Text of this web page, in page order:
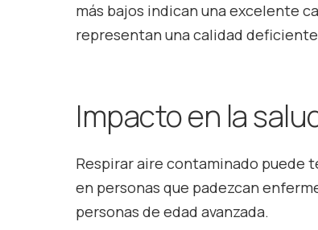
más bajos indican una excelente
representan una calidad
Impacto en la
Respirar aire contaminado puede
en personas que padezcan
personas de edad avanzada.